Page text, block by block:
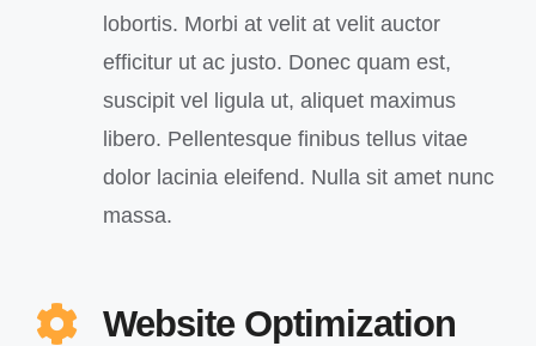
lobortis. Morbi at velit at velit auctor
efficitur ut ac justo. Donec quam est,
suscipit vel ligula ut, aliquet maximus
libero. Pellentesque finibus tellus vitae
dolor lacinia eleifend. Nulla sit amet nunc
massa.
Website Optimization